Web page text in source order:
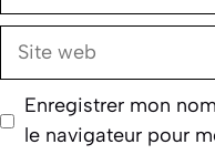
Site
Enregistrer mon
le navigateur pour